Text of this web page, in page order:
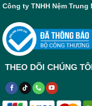
Công ty TNHH Nệm Trung
THEO DÕI CHÚNG